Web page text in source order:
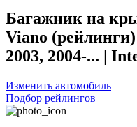
Багажник на
Viano
2003, 2004-... |
Изменить автомобиль
Подбор рейлингов